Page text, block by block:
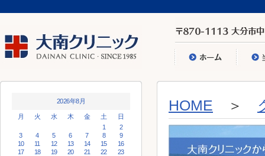
2026年8月
月 火 水 木 金 土
日
1
2
3
4 5 6 7 8
9
10
11 12 13 14 15
16
17
18 19 20 21 22
23
HOME ＞